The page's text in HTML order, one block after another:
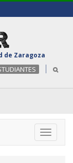
de Zaragoza
Toggle